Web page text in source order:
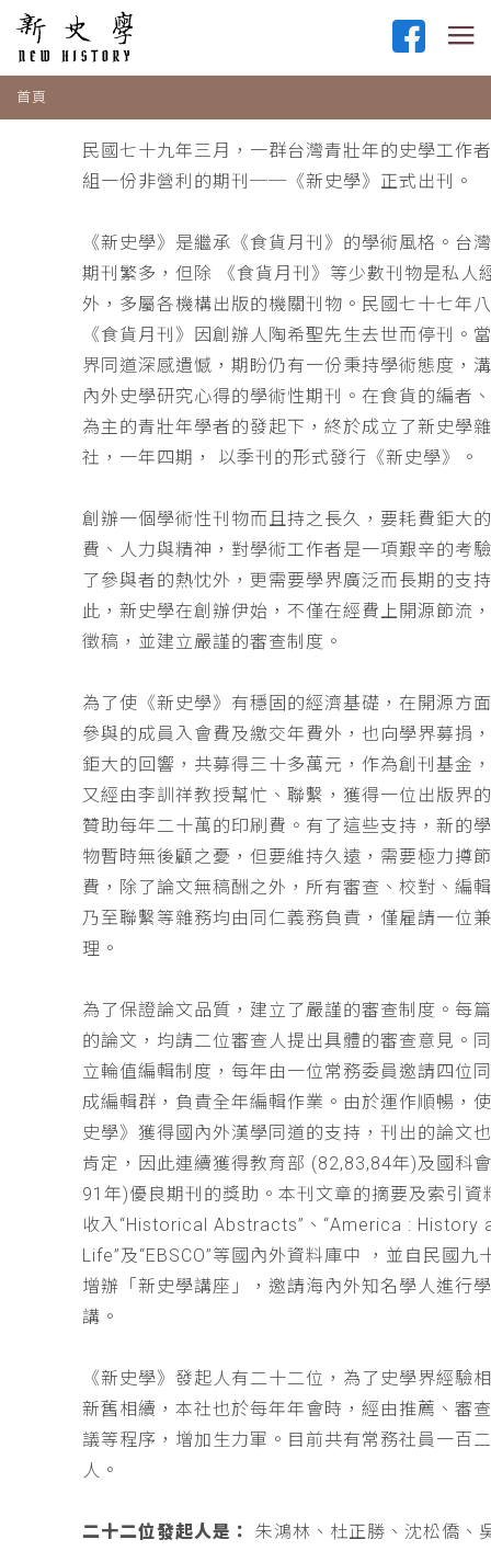
首頁
民國七十九年三月，一群台灣青壯年的史學工作
組一份非營利的期刊──《新史學》正式出刊。
《新史學》是繼承《食貨月刊》的學術風格。台
期刊繁多，但除 《食貨月刊》等少數刊物是私人
外，多屬各機構出版的機關刊物。民國七十七年
《食貨月刊》因創辦人陶希聖先生去世而停刊。
界同道深感遺憾，期盼仍有一份秉持學術態度，
內外史學研究心得的學術性期刊。在食貨的編者
為主的青壯年學者的發起下，終於成立了新史學
社，一年四期， 以季刊的形式發行《新史學》。
創辦一個學術性刊物而且持之長久，要耗費鉅大
費、人力與精神，對學術工作者是一項艱辛的考
了參與者的熱忱外，更需要學界廣泛而長期的支
此，新史學在創辦伊始，不僅在經費上開源節流
徵稿，並建立嚴謹的審查制度。
為了使《新史學》有穩固的經濟基礎，在開源方
參與的成員入會費及繳交年費外，也向學界募捐
鉅大的回響，共募得三十多萬元，作為創刊基金
又經由李訓祥教授幫忙、聯繫，獲得一位出版界
贊助每年二十萬的印刷費。有了這些支持，新的
物暫時無後顧之憂，但要維持久遠，需要極力撙
費，除了論文無稿酬之外，所有審查、校對、編
乃至聯繫等雜務均由同仁義務負責，僅雇請一位
理。
為了保證論文品質，建立了嚴謹的審查制度。每
的論文，均請二位審查人提出具體的審查意見。
立輪值編輯制度，每年由一位常務委員邀請四位
成編輯群，負責全年編輯作業。由於運作順暢，
史學》獲得國內外漢學同道的支持，刊出的論文
肯定，因此連續獲得教育部 (82,83,84年)及國科
91年)優良期刊的獎助。本刊文章的摘要及索引資
收入“Historical Abstracts”、“America : History
Life”及“EBSCO”等國內外資料庫中 ，並自民國九
增辦「新史學講座」，邀請海內外知名學人進行
講。
《新史學》發起人有二十二位，為了史學界經驗
新舊相續，本社也於每年年會時，經由推薦、審
議等程序，增加生力軍。目前共有常務社員一百
人。
二十二位發起人是：
朱鴻林、杜正勝、沈松僑、